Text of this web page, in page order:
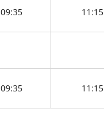
09:35 11:15
09:35 11:15